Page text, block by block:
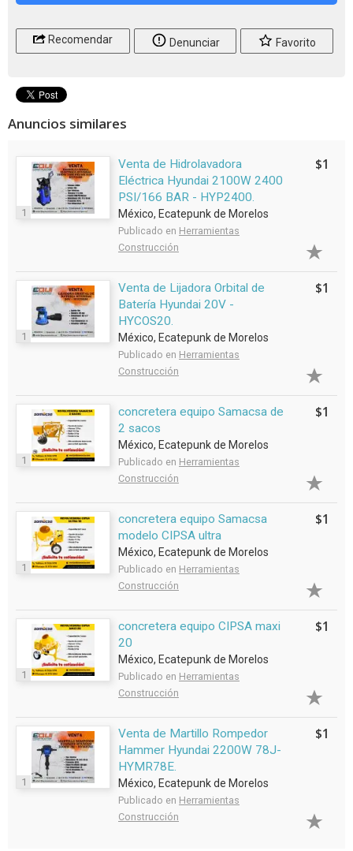
Recomendar Denunciar Favorito
Anuncios similares
1
Venta de Hidrolavadora
Eléctrica Hyundai 2100W 2400
PSI/166 BAR - HYP2400.
México, Ecatepunk de Morelos
Publicado en Herramientas
Construcción
$1
1
Venta de Lijadora Orbital de
Batería Hyundai 20V -
HYCOS20.
México, Ecatepunk de Morelos
Publicado en Herramientas
Construcción
$1
1
concretera equipo Samacsa de
2 sacos
México, Ecatepunk de Morelos
Publicado en Herramientas
Construcción
$1
1
concretera equipo Samacsa
modelo CIPSA ultra
México, Ecatepunk de Morelos
Publicado en Herramientas
Construcción
$1
1
concretera equipo CIPSA maxi
20
México, Ecatepunk de Morelos
Publicado en Herramientas
Construcción
$1
1
Venta de Martillo Rompedor
Hammer Hyundai 2200W 78J-
HYMR78E.
México, Ecatepunk de Morelos
Publicado en Herramientas
Construcción
$1